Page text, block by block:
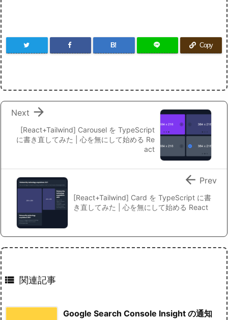
B! Copy
[React+Tailwind] Carousel を TypeScript
に書き直してみた | 心を無にして始める Re
act

Next
[React+Tailwind] Card を TypeScript に書
き直してみた | 心を無にして始める React
 Prev
 関連記事
Google Search Console Insight の通知